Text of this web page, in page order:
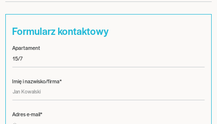
Formularz kontaktowy
Apartament
Imię i nazwisko/firma*
Adres e-mail*